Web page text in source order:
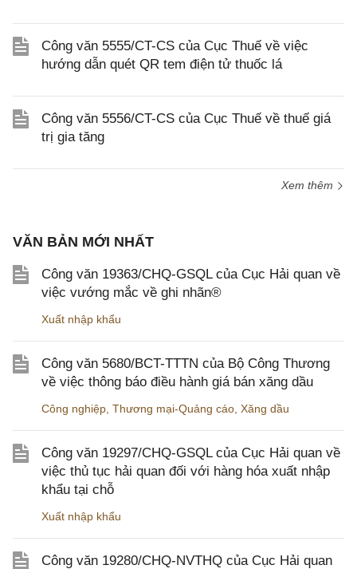
Công văn 5555/CT-CS của Cục Thuế về việc
hướng dẫn quét QR tem điện tử thuốc lá
Công văn 5556/CT-CS của Cục Thuế về thuế giá
trị gia tăng
Xem thêm
VĂN BẢN MỚI NHẤT
Công văn 19363/CHQ-GSQL của Cục Hải quan về
việc vướng mắc về ghi nhãn®
Xuất nhập khẩu
Công văn 5680/BCT-TTTN của Bộ Công Thương
về việc thông báo điều hành giá bán xăng dầu
Công nghiệp Thương mại-Quảng cáo Xăng dầu
Công văn 19297/CHQ-GSQL của Cục Hải quan về
việc thủ tục hải quan đối với hàng hóa xuất nhập
khẩu tại chỗ
Xuất nhập khẩu
Công văn 19280/CHQ-NVTHQ của Cục Hải quan